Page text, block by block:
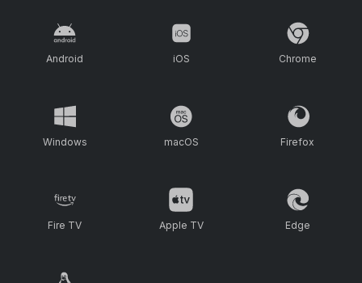
Android iOS Chrome
Windows macOS Firefox
Fire TV Apple TV Edge